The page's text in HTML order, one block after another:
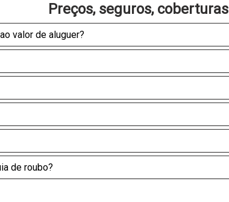
Preços, seguros, coberturas
valor de aluguer?
de roubo?